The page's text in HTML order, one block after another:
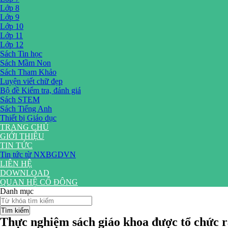
Lớp 8
Lớp 9
Lớp 10
Lớp 11
Lớp 12
Sách Tin học
Sách Mầm Non
Sách Tham Khảo
Luyện viết chữ đẹp
Bộ đề Kiểm tra, đánh giá
Sách STEM
Sách Tiếng Anh
Thiết bị Giáo dục
TRANG CHỦ
GIỚI THIỆU
TIN TỨC
Tin tức từ NXBGDVN
LIÊN HỆ
DOWNLOAD
QUAN HỆ CỔ ĐÔNG
Danh mục
Tìm kiếm
Thực nghiệm sách giáo khoa được tổ chức